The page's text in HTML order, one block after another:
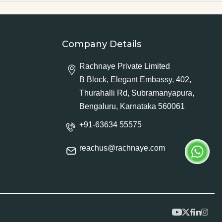
Company Details
Rachnaye Private Limited
B Block, Elegant Embassy, 402,
Thurahalli Rd, Subramanyapura,
Bengaluru, Karnataka 560061
+91-63634 55575
reachus@rachnaye.com